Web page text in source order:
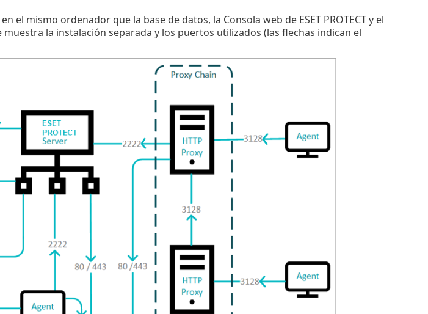
el mismo ordenador que la base de datos, la Consola web de ESET PROTECT y el
muestra la instalación separada y los puertos utilizados (las flechas indican el